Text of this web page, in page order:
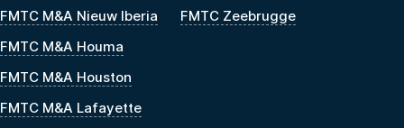
FMTC M&A Nieuw Iberia
FMTC M&A Houma
FMTC M&A Houston
FMTC M&A Lafayette
FMTC Zeebrugge